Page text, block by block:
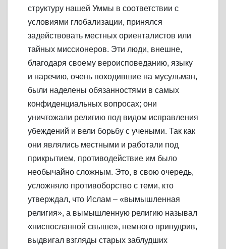
структуру нашей Уммы в соответствии с
условиями глобализации, принялся
задействовать местных ориенталистов или
тайных миссионеров. Эти люди, внешне,
благодаря своему вероисповеданию, языку
и наречию, очень походившие на мусульман,
были наделены обязанностями в самых
конфиденциальных вопросах; они
уничтожали религию под видом исправления
убеждений и вели борьбу с учеными. Так как
они являлись местными и работали под
прикрытием, противодействие им было
необычайно сложным. Это, в свою очередь,
усложняло противоборство с теми, кто
утверждал, что Ислам – «вымышленная
религия», а вымышленную религию называл
«ниспосланной свыше», немного припудрив,
выдвигал взгляды старых заблудших